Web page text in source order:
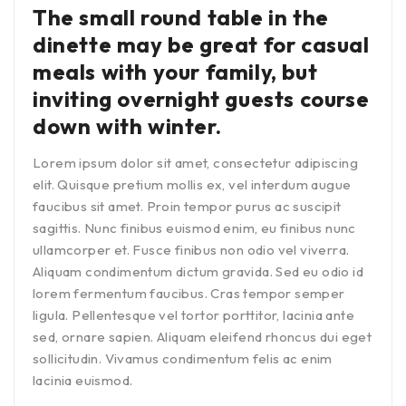
The small round table in the
dinette may be great for casual
meals with your family, but
inviting overnight guests course
down with winter.
Lorem ipsum dolor sit amet, consectetur adipiscing
elit. Quisque pretium mollis ex, vel interdum augue
faucibus sit amet. Proin tempor purus ac suscipit
sagittis. Nunc finibus euismod enim, eu finibus nunc
ullamcorper et. Fusce finibus non odio vel viverra.
Aliquam condimentum dictum gravida. Sed eu odio id
lorem fermentum faucibus. Cras tempor semper
ligula. Pellentesque vel tortor porttitor, lacinia ante
sed, ornare sapien. Aliquam eleifend rhoncus dui eget
sollicitudin. Vivamus condimentum felis ac enim
lacinia euismod.